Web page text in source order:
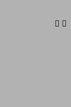
 